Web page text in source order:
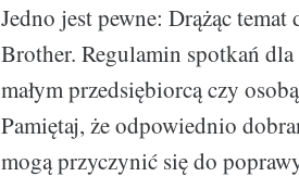
Jedno jest pewne: Drążąc
Brother. Regulamin spotkań
małym przedsiębiorcą czy
Pamiętaj, że odpowiednio
mogą przyczynić się do